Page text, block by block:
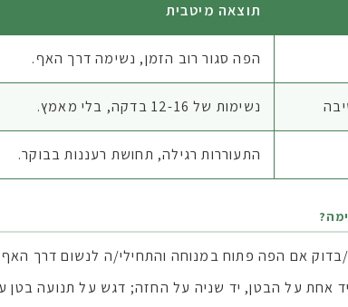
תוצאה מיטבית
הפה סגור רוב הזמן, נשימה דרך האף.
נשימות של 12-16 בדקה, בלי מאמץ.
התעוררות רגילה, תחושת רעננות בבוקר.
אם הפה פתוח במנוחה והתחילי/ה לנשום דרך
על הבטן, יד שניה על החזה; דגש על תנועה בטן עולה